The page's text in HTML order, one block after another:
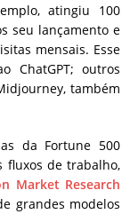
atingiu 100
seu lançamento e
mensais. Esse
ChatGPT; outros
também
da Fortune 500
fluxos de trabalho,
Market Research
grandes modelos